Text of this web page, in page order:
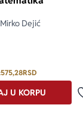
Dejić
575,28RSD
U KORPU